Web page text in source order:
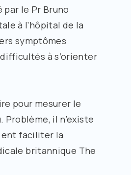
le Pr Bruno
à l’hôpital de la
symptômes
à s’orienter
pour mesurer le
Problème, il n’existe
faciliter la
britannique The